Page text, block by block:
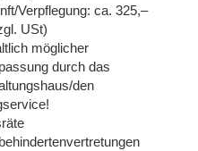
Verpflegung: ca. 325,–
USt)
möglicher
durch das
den